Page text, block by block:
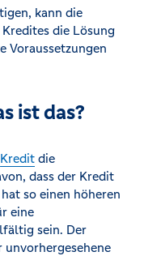
kann die
die Lösung
Voraussetzungen
ist das?
Kredit die
dass der Kredit
so einen höheren
eine
sein. Der